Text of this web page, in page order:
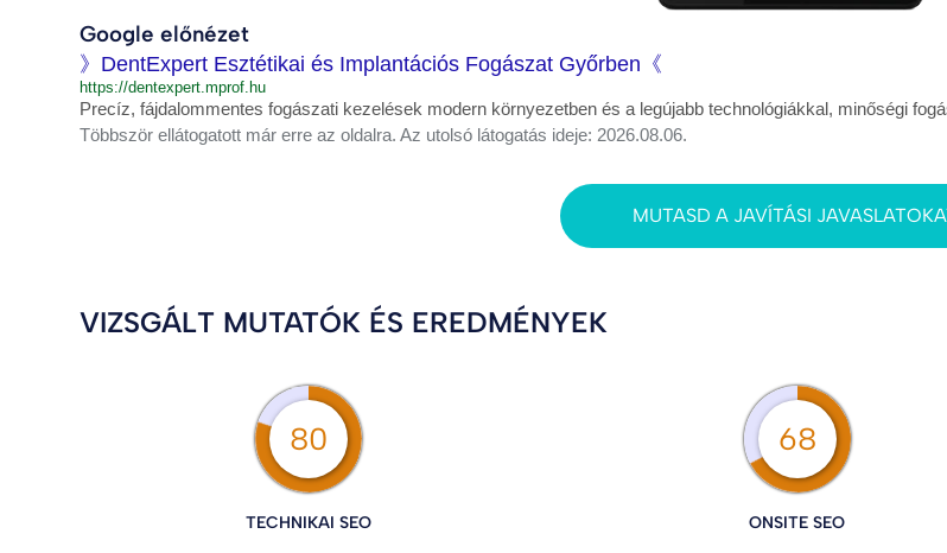
Google előnézet
》DentExpert Esztétikai és Implantációs Fogászat Győrben《
https://dentexpert.mprof.hu
Precíz, fájdalommentes fogászati kezelések modern környezetben és a legújabb technológiákkal, minőségi
Többször ellátogatott már erre az oldalra. Az utolsó látogatás ideje: 2026.08.06.
MUTASD A JAVÍTÁSI
VIZSGÁLT MUTATÓK ÉS EREDMÉNYEK
80
TECHNIKAI SEO
68
ONSITE SEO